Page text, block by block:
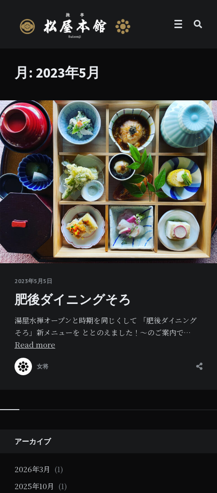
月: 2023年5月
2023年5月5日
肥後ダイニングそろ
湯屋水禅オープンと時期を同じくして 「肥後ダイニング
そろ」新メニューを ととのえました！～のご案内で…
Read more
女将
Widgets
アーカイブ
2026年3月 (1)
2025年10月 (1)